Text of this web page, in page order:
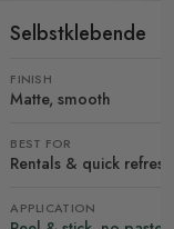
Selbstklebende
FINISH
Matte, smooth
BEST FOR
Rentals & quick
APPLICATION